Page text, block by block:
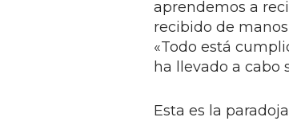
aprendemos a
recibido de
«Todo está
ha llevado a cabo
Esta es la